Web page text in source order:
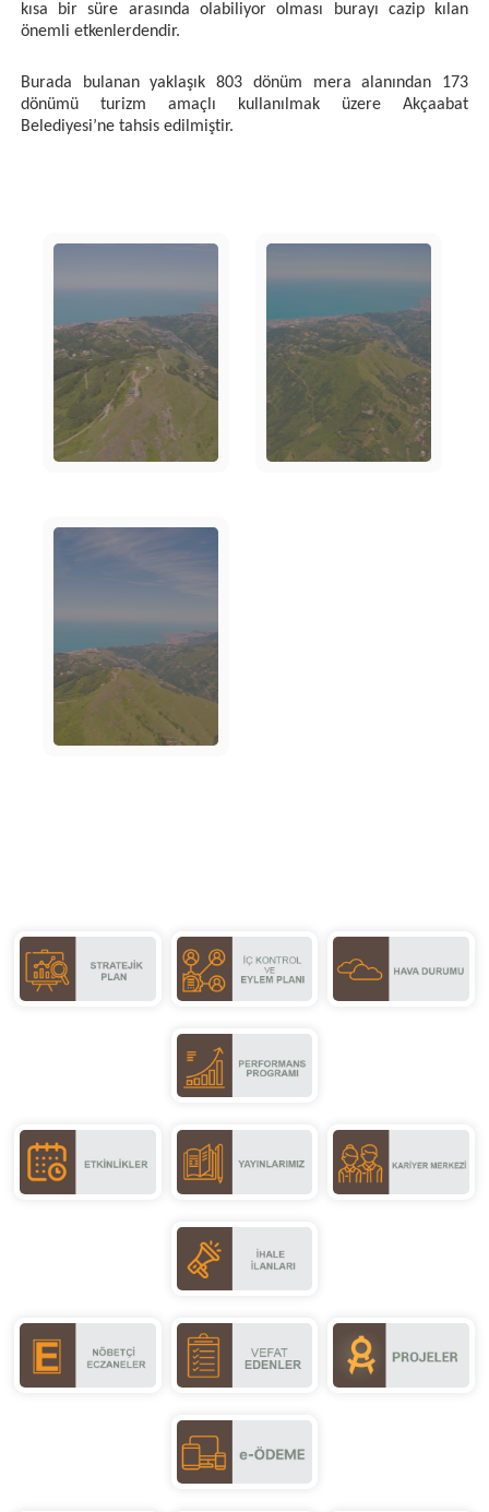
kısa bir süre arasında olabiliyor olması burayı cazip kılan
önemli etkenlerdendir.
Burada bulanan yaklaşık 803 dönüm mera alanından 173
dönümü turizm amaçlı kullanılmak üzere Akçaabat
Belediyesi’ne tahsis edilmiştir.